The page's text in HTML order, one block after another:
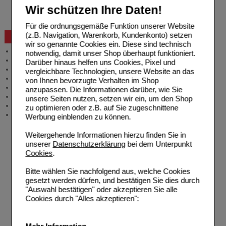
Wir schützen Ihre Daten!
Für die ordnungsgemäße Funktion unserer Website
(z.B. Navigation, Warenkorb, Kundenkonto) setzen
wir so genannte Cookies ein. Diese sind technisch
notwendig, damit unser Shop überhaupt funktioniert.
Darüber hinaus helfen uns Cookies, Pixel und
vergleichbare Technologien, unsere Website an das
von Ihnen bevorzugte Verhalten im Shop
anzupassen. Die Informationen darüber, wie Sie
unsere Seiten nutzen, setzen wir ein, um den Shop
zu optimieren oder z.B. auf Sie zugeschnittene
Werbung einblenden zu können.
Weitergehende Informationen hierzu finden Sie in
unserer Datenschutzerklärungbei dem Unterpunkt
Cookies.
Bitte wählen Sie nachfolgend aus, welche Cookies
gesetzt werden dürfen, und bestätigen Sie dies durch
"Auswahl bestätigen" oder akzeptieren Sie alle
Cookies durch "Alles akzeptieren":
Problembehebung
Beratung und Service
Allgemeine Information
Produktberatung
Meldung Arzneimittelrisiken
Zuzahlungsfreie Arzneien
Angebote & Downloads
Newsletter
Neukundenprämie
Stellenangebote